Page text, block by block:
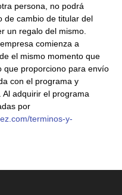
persona, no podrá
de cambio de titular del
un regalo del mismo.
comienza a
el mismo momento que
que proporciono para envío
con el programa y
adquirir el programa
por
terminos-y-